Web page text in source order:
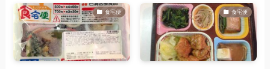
食宅便 食宅便